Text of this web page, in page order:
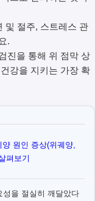
및 절주, 스트레스 관
.
진을 통해 위 점막 상
강을 지키는 가장 확
양 원인 증상(위궤양,
펴보기
을 절실히 깨달았다